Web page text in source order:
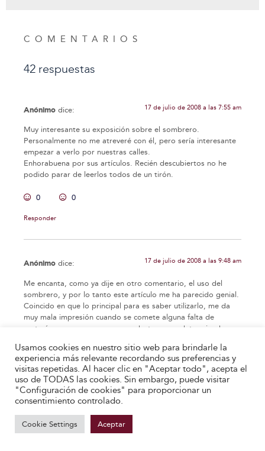
COMENTARIOS
42 respuestas
Anónimo dice: 17 de julio de 2008 a las 7:55 am
Muy interesante su exposición sobre el sombrero.
Personalmente no me atreveré con él, pero sería interesante
empezar a verlo por nuestras calles.
Enhorabuena por sus artículos. Recién descubiertos no he
podido parar de leerlos todos de un tirón.
0 0
Responder
Anónimo dice: 17 de julio de 2008 a las 9:48 am
Me encanta, como ya dije en otro comentario, el uso del
sombrero, y por lo tanto este artículo me ha parecido genial.
Coincido en que lo principal para es saber utilizarlo, me da
muy mala impresión cuando se comete alguna falta de
cortesía en personas que no se destocan en determinadas
aunque no acertada del todo, si refleja el buen uso que se
hacía antes y que deberíamos recuperar.
Pasa el rey con su corona
y no me quito yo el sombrero
y pasa una mujer bonita
Un saludo.
Usamos cookies en nuestro sitio web para brindarle la
experiencia más relevante recordando sus preferencias y
visitas repetidas. Al hacer clic en "Aceptar todo", acepta el
uso de TODAS las cookies. Sin embargo, puede visitar
"Configuración de cookies" para proporcionar un
consentimiento controlado.
Cookie Settings Aceptar